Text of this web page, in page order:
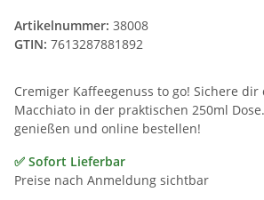
Artikelnummer: 38008
GTIN: 7613287881892
Cremiger Kaffeegenuss to go! Sichere dir
Macchiato in der praktischen 250ml
genießen und online bestellen!
✅ Sofort Lieferbar
Preise nach Anmeldung sichtbar